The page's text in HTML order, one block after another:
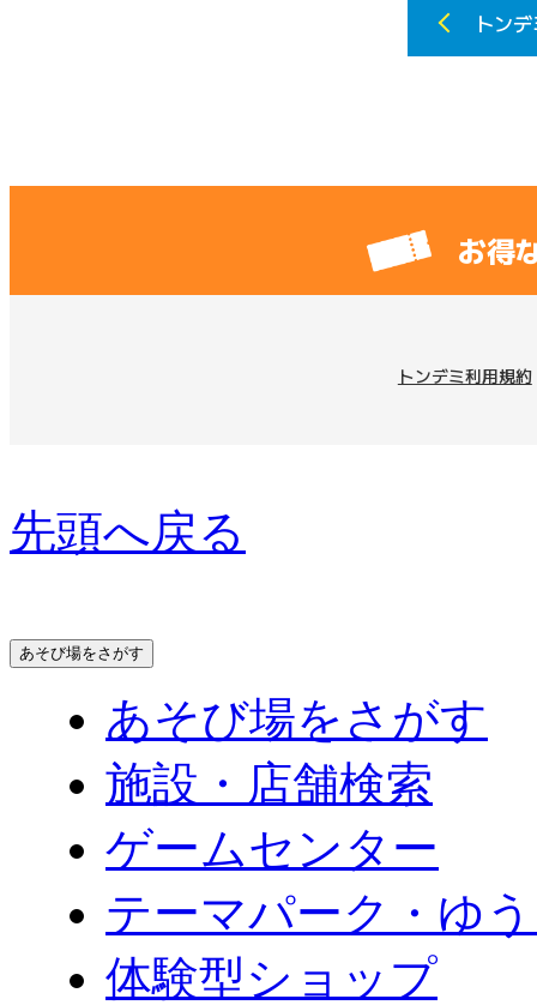
トン
お得
トンデミ利用規約
先頭へ戻る
あそび場をさがす
あそび場をさがす
施設・店舗検索
ゲームセンター
テーマパーク・ゆ
体験型ショップ